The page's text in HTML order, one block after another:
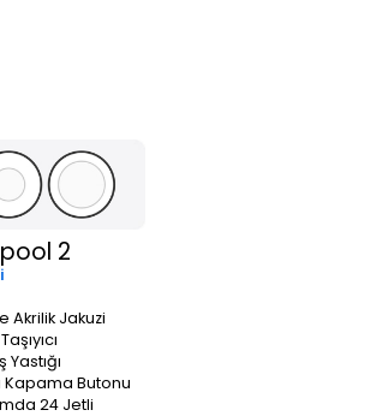
2
Akrilik Jakuzi
Yastığı
Kapama Butonu
24 Jetli